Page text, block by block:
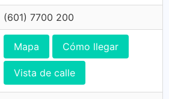
(601) 7700 200
Mapa Cómo llegar
Vista de calle